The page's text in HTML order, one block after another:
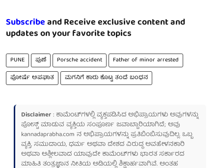
Subscribeand Receive exclusive content and
updates on your favorite topics
PUNE ಪುಣೆ Porsche accident
Father of minor arrested
ಪೋರ್ಷೆ ಅಪಘಾತ
ಮಗನಿಗೆ ಕಾರು ಕೊಟ್ಟ ತಂದೆ ಬಂಧನ
Disclaimer: ಕಾಮೆಂಟ್‌ಗಳಲ್ಲಿ ವ್ಯಕ್ತಪಡಿಸಿದ ಅಭಿಪ್ರಾಯಗಳು ಅವುಗಳನ್ನು
ಪೋಸ್ಟ್ ಮಾಡುವ ವ್ಯಕ್ತಿಯ ಸಂಪೂರ್ಣ ಜವಾಬ್ದಾರಿಯಾಗಿದೆ; ಅವು
kannadaprabha.com ನ ಅಭಿಪ್ರಾಯಗಳನ್ನು ಪ್ರತಿಬಿಂಬಿಸುವುದಿಲ್ಲ. ಒಬ್ಬ
ವ್ಯಕ್ತಿ, ಸಮುದಾಯ, ಧರ್ಮ ಅಥವಾ ದೇಶದ ವಿರುದ್ಧ ಅವಹೇಳನಕಾರಿ
ಅಥವಾ ಅಶ್ಲೀಲವಾದ ಯಾವುದೇ ಕಾಮೆಂಟ್‌ಗಳು ಭಾರತ ಸರ್ಕಾರದ
ಮಾಹಿತಿ ತಂತ್ರಜ್ಞಾನ ನೀತಿಯ ಅಡಿಯಲ್ಲಿ ಶಿಕ್ಷಾರ್ಹವಾಗಿವೆ. ಅಂತಹ